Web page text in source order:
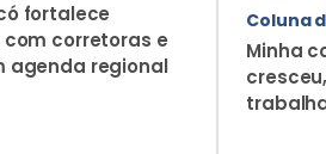
fortalece
corretoras e
agenda regional
Coluna
Minha